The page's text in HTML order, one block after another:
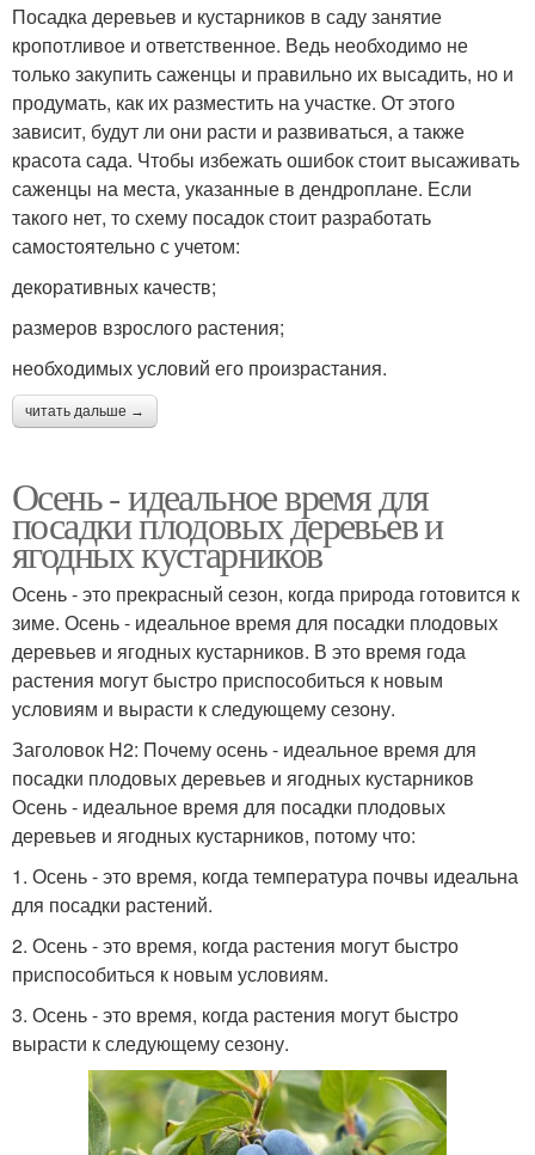
Посадка деревьев и кустарников в саду занятие
кропотливое и ответственное. Ведь необходимо не
только закупить саженцы и правильно их высадить, но и
продумать, как их разместить на участке. От этого
зависит, будут ли они расти и развиваться, а также
красота сада. Чтобы избежать ошибок стоит высаживать
саженцы на места, указанные в дендроплане. Если
такого нет, то схему посадок стоит разработать
самостоятельно с учетом:
декоративных качеств;
размеров взрослого растения;
необходимых условий его произрастания.
читать дальше →
Осень - идеальное время для
посадки плодовых деревьев и
ягодных кустарников
Осень - это прекрасный сезон, когда природа готовится к
зиме. Осень - идеальное время для посадки плодовых
деревьев и ягодных кустарников. В это время года
растения могут быстро приспособиться к новым
условиям и вырасти к следующему сезону.
Заголовок H2: Почему осень - идеальное время для
посадки плодовых деревьев и ягодных кустарников
Осень - идеальное время для посадки плодовых
деревьев и ягодных кустарников, потому что:
1. Осень - это время, когда температура почвы идеальна
для посадки растений.
2. Осень - это время, когда растения могут быстро
приспособиться к новым условиям.
3. Осень - это время, когда растения могут быстро
вырасти к следующему сезону.